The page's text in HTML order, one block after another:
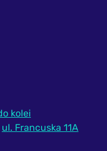
kolei
ul. Francuska 11A